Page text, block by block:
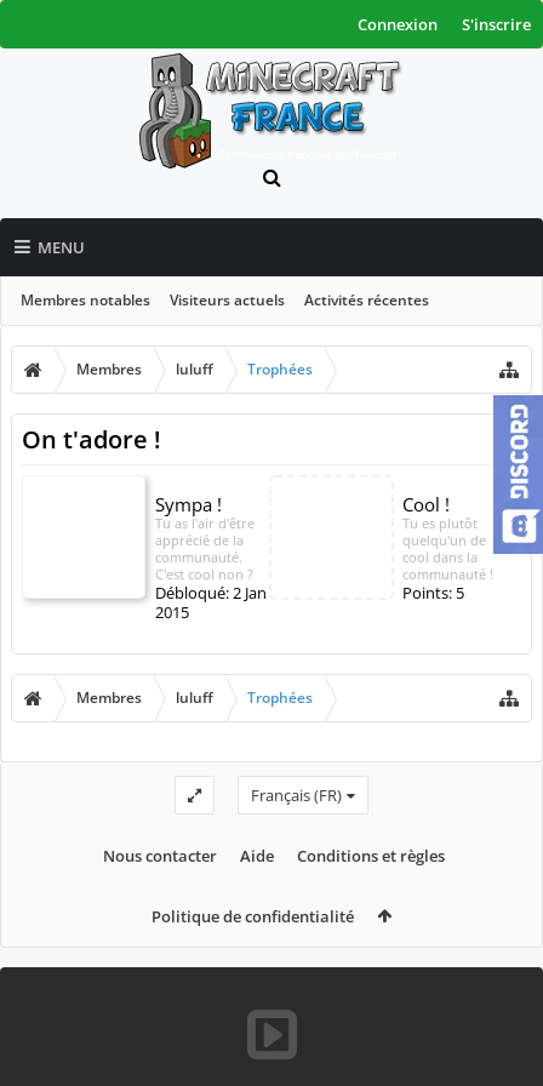
Connexion S'inscrire
MENU
Membres notables Visiteurs actuels Activités récentes
Nouveaux messages de profil
Membres
luluff Trophées
On t'adore !
Sympa !
Tu as l'air d'être
apprécié de la
communauté.
C'est cool non ?
Débloqué:2 Jan
2015
Cool !
Tu es plutôt
quelqu'un de
cool dans la
communauté !
Points: 5
Membres luluff Trophées
Français (FR)
Nous contacter Aide Conditions et règles
Politique de confidentialité